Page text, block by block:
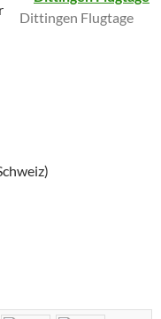
Dittingen Flugtage